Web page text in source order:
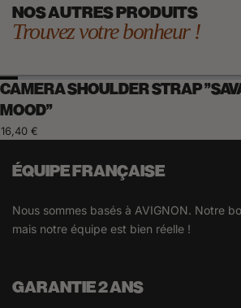
NOS AUTRES PRODUITS
Trouvez votre bonheur !
CAMERA SHOULDER STRAP
MOOD"
16,40 €
ÉQUIPE FRANÇAISE
Nous sommes basés à AVIGNON. Notre
mais notre équipe est bien réelle !
GARANTIE 2 ANS